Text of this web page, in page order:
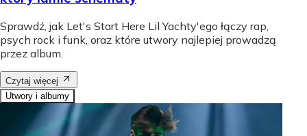
Sprawdź, jak Let's Start Here Lil Yachty'ego łączy rap,
psych rock i funk, oraz które utwory najlepiej prowadzą
przez album.
Czytaj więcej
Utwory i albumy